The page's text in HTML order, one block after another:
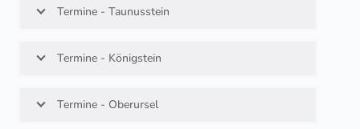
Termine - Taunusstein
Termine - Königstein
Termine - Oberursel